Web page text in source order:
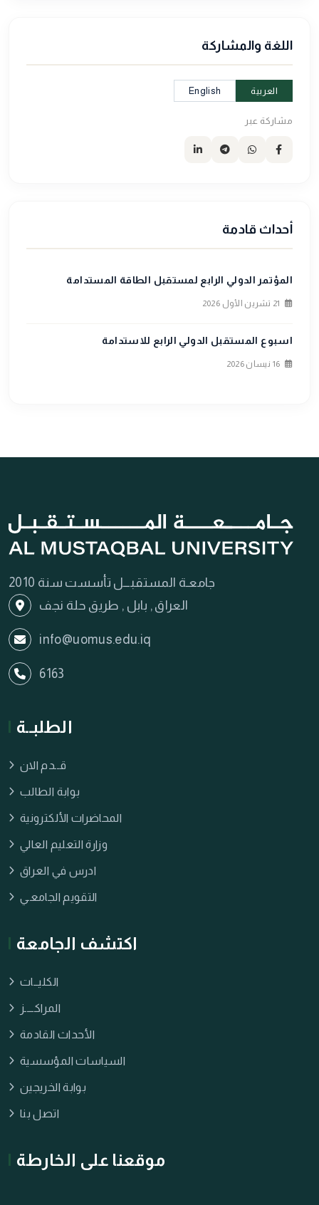
اللغة والمشاركة
العربية English
مشاركة عبر
أحداث قادمة
المؤتمر الدولي الرابع لمستقبل الطاقة المستدامة
اسبوع المستقبل الدولي الرابع للاستدامة
جامعـة المستقبـــل تأسست سنة 2010
العراق , بابل , طريق حلة نجف
info@uomus.edu.iq
6163
الطلبــة
قــدم الان
بوابة الطالب
المحاضرات الألكترونية
وزارة التعليم العالي
ادرس في العراق
التقويم الجامعـي
اكتشف الجامعة
الكليــات
المراكــــز
الأحداث القادمة
السياسات المؤسسية
بوابة الخريجين
اتصل بنا
موقعنا على الخارطة